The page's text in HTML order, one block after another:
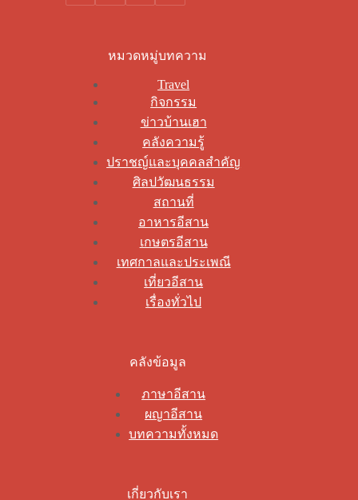
หมวดหมู่บทความ
Travel
กิจกรรม
ข่าวบ้านเฮา
คลังความรู้
ปราชญ์และบุคคลสำคัญ
ศิลปวัฒนธรรม
สถานที่
อาหารอีสาน
เกษตรอีสาน
เทศกาลและประเพณี
เที่ยวอีสาน
เรื่องทั่วไป
คลังข้อมูล
ภาษาอีสาน
ผญาอีสาน
บทความทั้งหมด
เกี่ยวกับเรา